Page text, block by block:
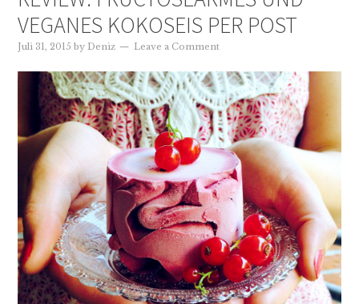
VEGANES KOKOSEIS PER POST
Juli 31, 2015 byDeniz Leave a Comment